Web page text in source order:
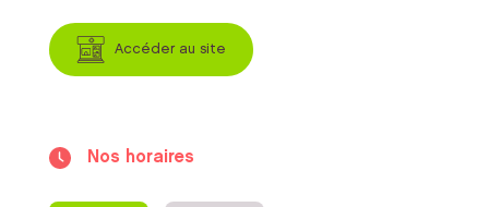
Accéder au site
Nos horaires